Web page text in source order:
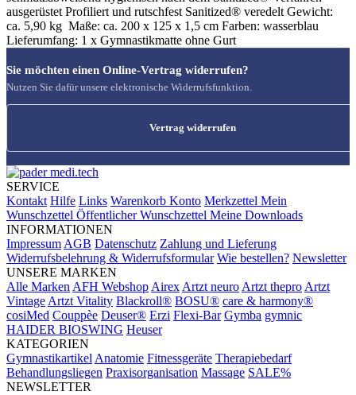
ausgerüstet Profiliert und rutschfest Sanitized® veredelt Gewicht:
ca. 5,90 kg Maße: ca. 200 x 125 x 1,5 cm Farben: wasserblau
Lieferumfang: 1 x Gymnastikmatte ohne Gurt
Sie möchten einen Online-Vertrag widerrufen?
Nutzen Sie dafür unsere elektronische Widerrufsfunktion.
Vertrag widerrufen
SERVICE
Kontakt Hilfe Links Warenkorb Konto Merkzettel Mein
Wunschzettel Öffentlicher Wunschzettel Meine Downloads
INFORMATIONEN
Impressum AGB Datenschutz Zahlung und Lieferung
Widerrufsbelehrung & Widerrufsformular Wie bestellen? Newsletter
UNSERE MARKEN
Alle Marken AFH Webshop Airex Artzt neuro Artzt thepro Artzt
Vintage Artzt Vitality Blackroll® BOSU® care & harmony®
cosiMed Couppèe Deuser® Erzi Flexi-Bar Gymba gymnic
HAIDER BIOSWING Heuser
KATEGORIEN
Gymnastikartikel Anatomie Fitnessgeräte Therapiebedarf
Behandlungsliegen Praxisorganisation Massage SALE%
NEWSLETTER